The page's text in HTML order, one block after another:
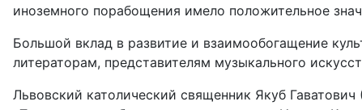
иноземного порабощения имело положительное
Большой вклад в развитие и взаимообогащение
литераторам, представителям музыкального
Львовский католический священник Якуб